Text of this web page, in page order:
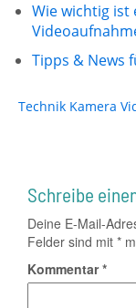
Wie wichtig ist
Tipps & News
Technik Kamera
Schreibe
Deine E-Mail-
Felder sind mit *
Kommentar*